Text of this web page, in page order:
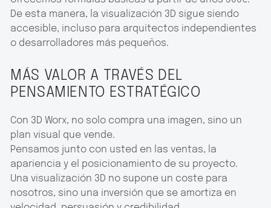
De esta manera, la visualización 3D sigue siendo
accesible, incluso para arquitectos independientes
o desarrolladores más pequeños.
MÁS VALOR A TRAVÉS DEL
PENSAMIENTO ESTRATÉGICO
Con 3D Worx, no solo compra una imagen, sino un
plan visual que vende.
Pensamos junto con usted en las ventas, la
apariencia y el posicionamiento de su proyecto.
Una visualización 3D no supone un coste para
nosotros, sino una inversión que se amortiza en